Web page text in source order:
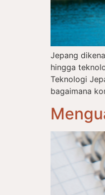
Jepang
hingga
Teknologi
bagaimana